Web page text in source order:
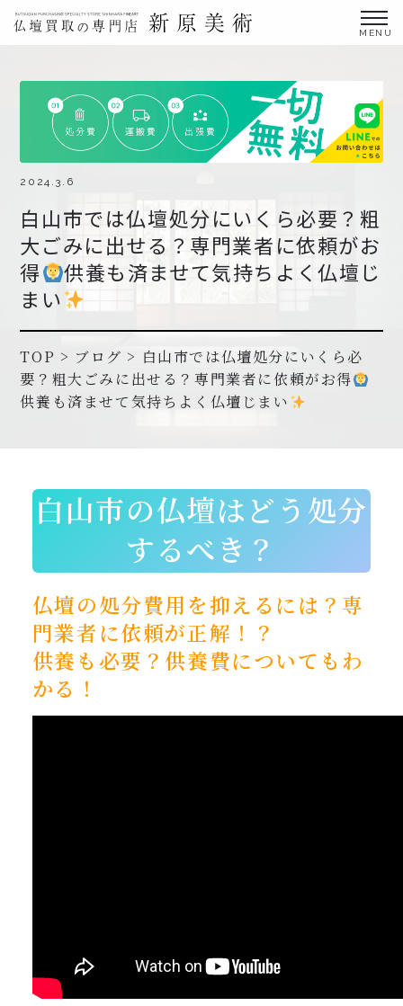
仏壇買取サービス
買取ステップ・お仏壇処分の流れ
ブログ
北陸三県外の方
よくあるご質問
お申し込み・お問い合わせ
協力店募集について
お申し込み・お問い合わせ
0120-962-856
2024.3.6
白山市では仏壇処分にいくら必要？粗
大ごみに出せる？専門業者に依頼がお
得
供養も済ませて気持ちよく仏壇じ
まい
TOP > ブログ > 白山市では仏壇処分にいくら必
要？粗大ごみに出せる？専門業者に依頼がお得
供養も済ませて気持ちよく仏壇じまい
白山市の仏壇はどう処分
するべき？
仏壇の処分費用を抑えるには？専
門業者に依頼が正解！？
供養も必要？供養費についてもわ
かる！